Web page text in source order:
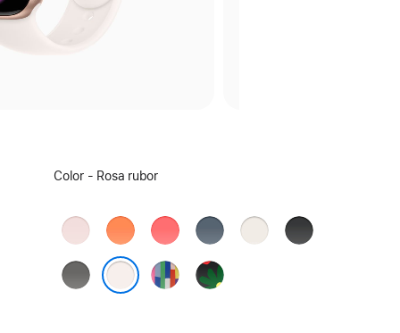
Elige
Color - Rosa rubor
Rosa
pálido
Naranja
clementina
Guayaba
brillante
Azul
ancla
Blanco
estelar
Negro
Gris
piedra
Edición
Orgullo
Black
Unity